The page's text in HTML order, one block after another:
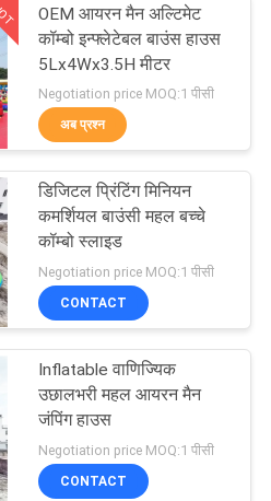
198
192
OEM आयरन मैन अल्टिमेट
कॉम्बो इन्फ्लेटेबल बाउंस हाउस
5Lx4Wx3.5H मीटर
Negotiation price MOQ:1 पीसी
अब प्रश्न
डिजिटल प्रिंटिंग मिनियन
कमर्शियल बाउंसी महल बच्चे
कॉम्बो स्लाइड
Negotiation price MOQ:1 पीसी
CONTACT
Inflatable वाणिज्यिक
उछालभरी महल आयरन मैन
जंपिंग हाउस
Negotiation price MOQ:1 पीसी
CONTACT